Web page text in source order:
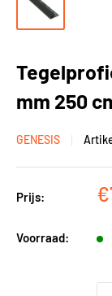
mm 250
GENESIS
Prijs:
Voorraad: